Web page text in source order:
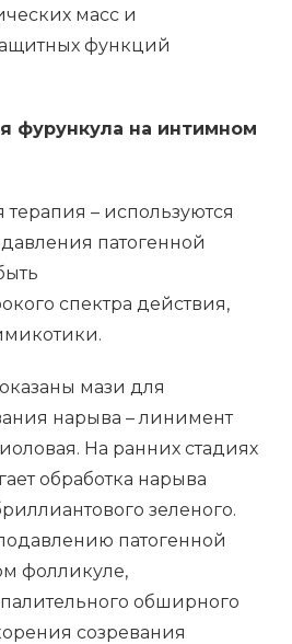
масс и
функций
фурункула на интимном
– используются
патогенной
спектра действия,
мази для
нарыва – линимент
На ранних стадиях
обработка нарыва
зеленого.
патогенной
фолликуле,
обширного
созревания